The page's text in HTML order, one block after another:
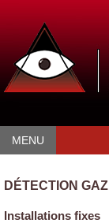
MENU
DÉTECTION GAZ
Installations fixes